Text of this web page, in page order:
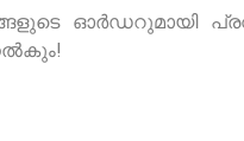
ഓർഡറുമായി